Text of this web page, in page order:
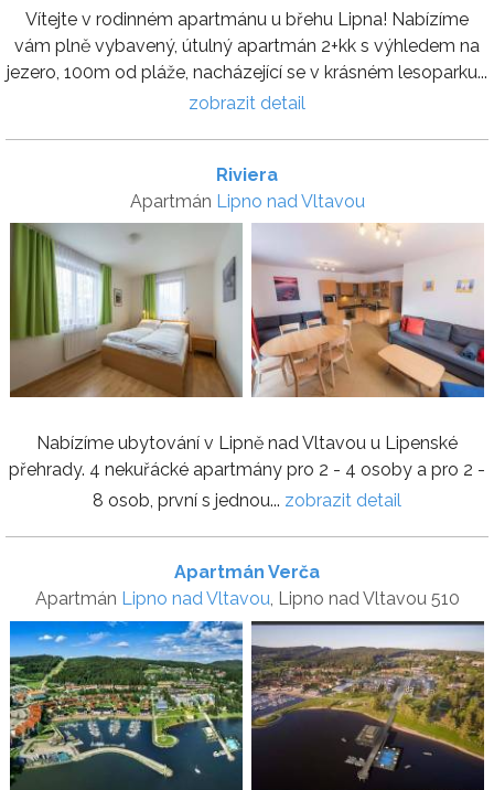
Vítejte v rodinném apartmánu u břehu Lipna! Nabízíme
vám plně vybavený, útulný apartmán 2+kk s výhledem na
jezero, 100m od pláže, nacházející se v krásném lesoparku...
zobrazit detail
Riviera
Apartmán Lipno nad Vltavou
Nabízíme ubytování v Lipně nad Vltavou u Lipenské
přehrady. 4 nekuřácké apartmány pro 2 - 4 osoby a pro 2 -
8 osob, první s jednou... zobrazit detail
Apartmán Verča
Apartmán Lipno nad Vltavou, Lipno nad Vltavou 510